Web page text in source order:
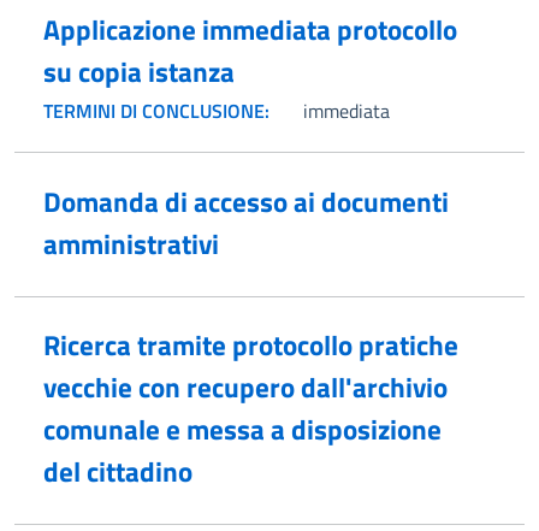
Applicazione immediata protocollo
su copia istanza
TERMINI DI CONCLUSIONE: immediata
Domanda di accesso ai documenti
amministrativi
Ricerca tramite protocollo pratiche
vecchie con recupero dall'archivio
comunale e messa a disposizione
del cittadino